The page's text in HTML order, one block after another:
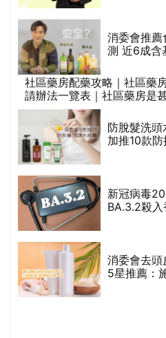
消委會推
測 近6成含
橄欖油/牛
生油等)
社區藥房配藥攻略｜社區藥
請辦法一覽表｜社區藥房是
劃？（持續更新）
防脫髮洗
加推10款
新冠病毒
BA.3.2殺入
消委會去頭
5星推薦：